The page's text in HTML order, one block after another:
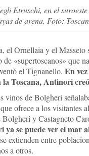
Etruschi, en el
de arena. Foto:
el Ornellaia y el
de «supertoscanos» que
el Tignanello. En
la Toscana, Antinori
vinos de Bolgheri
ofrece a los visitantes
Bolgheri y Castagneto
ya se puede ver el mar
extienden entre
a otros.